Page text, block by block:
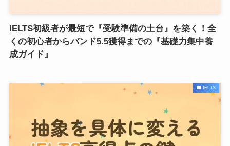
IELTS初級者が最短で『受験準備の土台』を築く！全
くの初心者からバンド5.5獲得までの『基礎力集中養
成ガイド』
IELTS